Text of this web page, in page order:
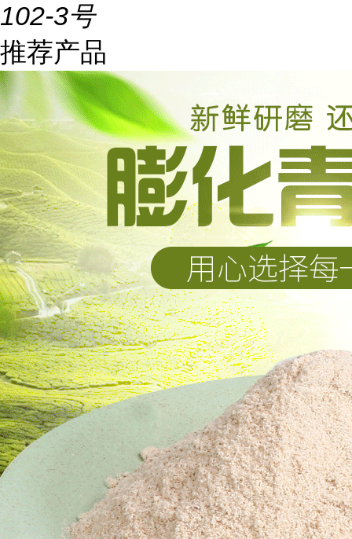
102-3号
推荐产品